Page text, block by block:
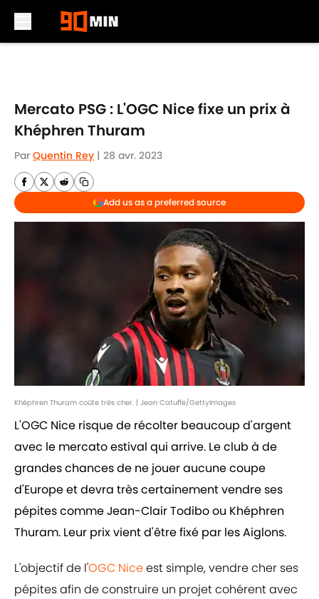
Mercato PSG : L'OGC Nice fixe un prix à
Khéphren Thuram
Par Quentin Rey | 28 avr. 2023
Add us as a preferred source
Khéphren Thuram coûte très cher. | Jean Catuffe/GettyImages
L'OGC Nice risque de récolter beaucoup d'argent
avec le mercato estival qui arrive. Le club à de
grandes chances de ne jouer aucune coupe
d'Europe et devra très certainement vendre ses
pépites comme Jean-Clair Todibo ou Khéphren
Thuram. Leur prix vient d'être fixé par les Aiglons.
L'objectif de l'OGC Niceest simple, vendre cher ses
pépites afin de construire un projet cohérent avec